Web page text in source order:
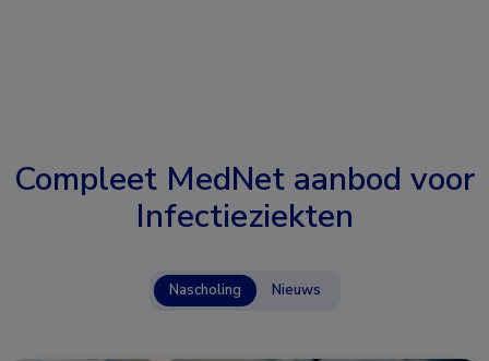
Compleet MedNet aanbod voor
Infectieziekten
Nascholing Nieuws